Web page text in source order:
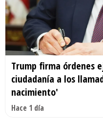
Trump firma órdenes
ciudadanía a los
nacimiento'
Hace 1 día